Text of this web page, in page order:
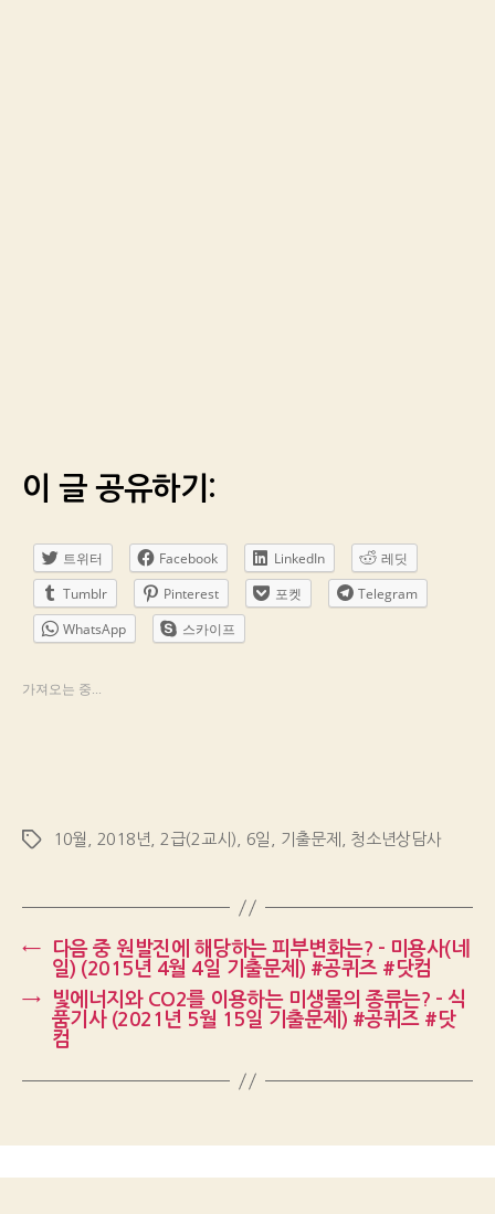
이 글 공유하기:
트위터 Facebook LinkedIn
레딧
Tumblr
Pinterest 포켓
Telegram
WhatsApp
스카이프
가져오는 중...
Tags 10월 2018년 2급(2교시) 6일 기출문제 청소년상담사
←
다음 중 원발진에 해당하는 피부변화는? – 미용사(네
일) (2015년 4월 4일 기출문제) #공퀴즈 #닷컴
→
빛에너지와 CO2를 이용하는 미생물의 종류는? – 식
품기사 (2021년 5월 15일 기출문제) #공퀴즈 #닷
컴